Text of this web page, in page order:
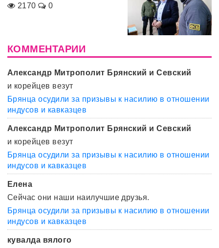
2170
0
КОММЕНТАРИИ
Александр Митрополит Брянский и Севский
и корейцев везут
Брянца осудили за призывы к насилию в отношении
индусов и кавказцев
Александр Митрополит Брянский и Севский
и корейцев везут
Брянца осудили за призывы к насилию в отношении
индусов и кавказцев
Елена
Сейчас они наши наилучшие друзья.
Брянца осудили за призывы к насилию в отношении
индусов и кавказцев
кувалда вялого